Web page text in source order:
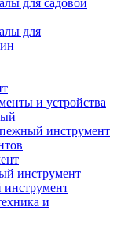
для садовой
для
и устройства
инструмент
инструмент
и